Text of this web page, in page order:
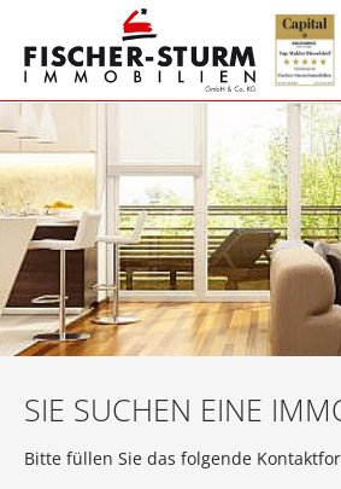
SIE SUCHEN EINE
Bitte füllen Sie das folgende